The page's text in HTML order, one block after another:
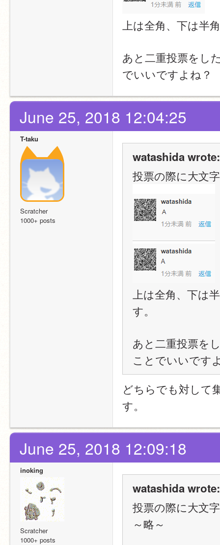
上は全角、下は半
あと二重投票をし
でいいですよね？
June 25, 2018 12:04:25
T-taku
Scratcher
1000+ posts
watashida wrote:
投票の際に大文
上は全角、下は
す。
あと二重投票を
ことでいいです
どちらでも対して
す。
June 25, 2018 12:09:18
inoking
Scratcher
1000+ posts
watashida wrote:
投票の際に大文
～略～